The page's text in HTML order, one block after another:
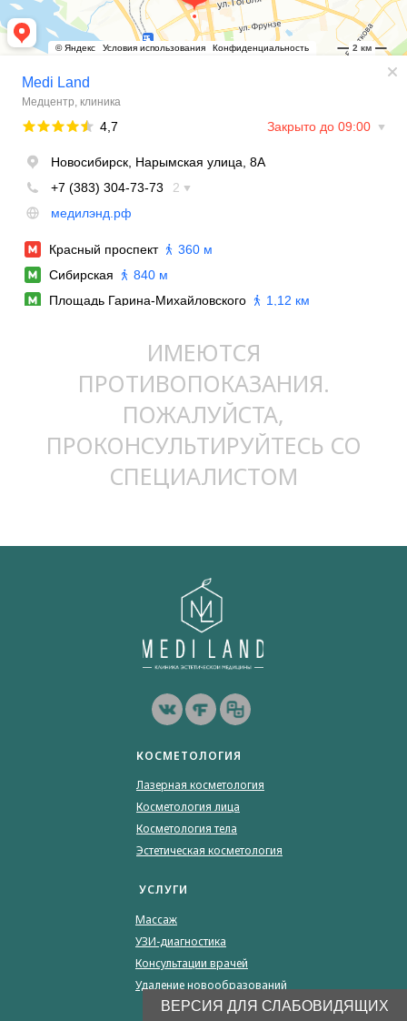
ВЕРСИЯ ДЛЯ СЛАБОВИДЯЩИХ
ИМЕЮТСЯ
ПРОТИВОПОКАЗАНИЯ.
ПОЖАЛУЙСТА,
ПРОКОНСУЛЬТИРУЙТЕСЬ СО
СПЕЦИАЛИСТОМ
КОСМЕТОЛОГИЯ
Лазерная косметология
Косметология лица
Косметология тела
Эстетическая косметология
УСЛУГИ
Массаж
УЗИ-диагностика
Консультации врачей
Удаление новообразований